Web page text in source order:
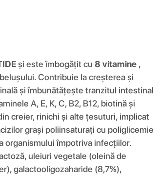
și este îmbogățit cu 8 vitamine ,
Contribuie la creșterea și
și îmbunătățește tranzitul intestinal
A, E, K, C, B2, B12, biotină și
creier, rinichi și alte țesuturi, implicat
grași poliinsaturați cu poliglicemie
organismului împotriva infecțiilor.
uleiuri vegetale (oleină de
galactooligozaharide (8,7%),